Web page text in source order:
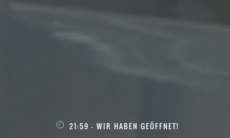
21:59 - WIR HABEN GEÖFFNET!